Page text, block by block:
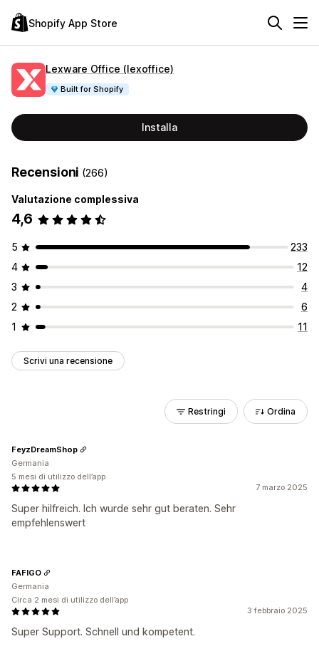
Shopify App Store
Lexware Office (lexoffice)
Built for Shopify
Installa
Recensioni (266)
Valutazione complessiva
4,6
5
233
4
12
3
4
2
6
1
11
Scrivi una recensione
Restringi Ordina
7 marzo 2025
Super hilfreich. Ich wurde sehr gut beraten. Sehr
empfehlenswert
FeyzDreamShop
Germania
5 mesi di utilizzo dell’app
3 febbraio 2025
Super Support. Schnell und kompetent.
FAFIGO
Germania
Circa 2 mesi di utilizzo dell’app